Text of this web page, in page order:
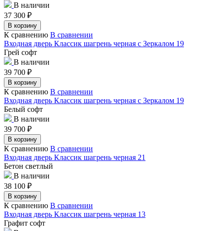
В наличии
37 300 ₽
В корзину
К сравнению В сравнении
Входная дверь Классик шагрень черная с Зеркалом 19
Грей софт
В наличии
39 700 ₽
В корзину
К сравнению В сравнении
Входная дверь Классик шагрень черная с Зеркалом 19
Белый софт
В наличии
39 700 ₽
В корзину
К сравнению В сравнении
Входная дверь Классик шагрень черная 21
Бетон светлый
В наличии
38 100 ₽
В корзину
К сравнению В сравнении
Входная дверь Классик шагрень черная 13
Графит софт